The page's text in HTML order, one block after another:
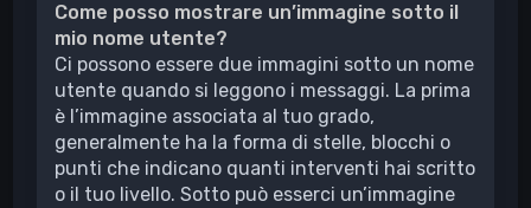
Come posso mostrare un’immagine sotto il
mio nome utente?
Ci possono essere due immagini sotto un nome
utente quando si leggono i messaggi. La prima
è l’immagine associata al tuo grado,
generalmente ha la forma di stelle, blocchi o
punti che indicano quanti interventi hai scritto
o il tuo livello. Sotto può esserci un’immagine